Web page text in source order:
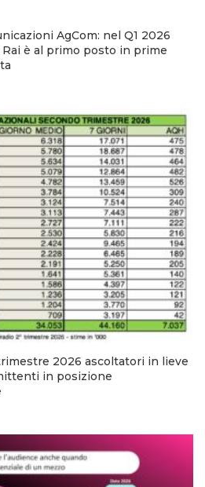
AgCom: nel Q1 2026
è al primo posto in prime
2026 ascoltatori in lieve
in posizione